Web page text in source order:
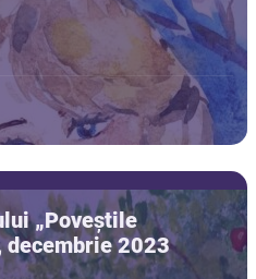
„Poveștile
decembrie 2023